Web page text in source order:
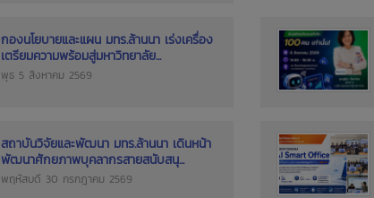
กองนโยบายและแผน มทร.ล้านนา เร่งเครื่อง
เตรียมความพร้อมสู่มหาวิทยาลัย...
พุธ 5 สิงหาคม 2569
สถาบันวิจัยและพัฒนา มทร.ล้านนา เดินหน้า
พัฒนาศักยภาพบุคลากรสายสนับสนุ...
พฤหัสบดี 30 กรกฎาคม 2569